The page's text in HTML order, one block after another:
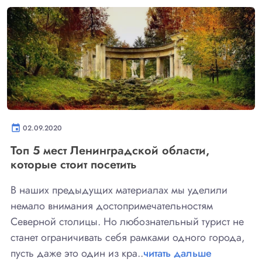
event 02.09.2020
Топ 5 мест Ленинградской области,
которые стоит посетить
В наших предыдущих материалах мы уделили
немало внимания достопримечательностям
Северной столицы. Но любознательный турист не
станет ограничивать себя рамками одного города,
пусть даже это один из кра..читать дальше